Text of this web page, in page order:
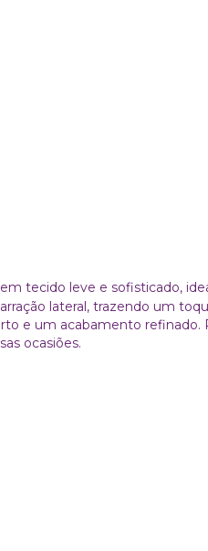
tecido leve e sofisticado,
lateral, trazendo um
e um acabamento refinado.
ocasiões.